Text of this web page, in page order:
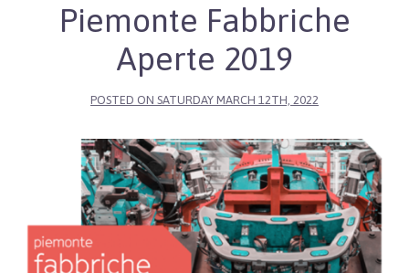
Piemonte Fabbriche
Aperte 2019
POSTED ON SATURDAY MARCH 12TH, 2022